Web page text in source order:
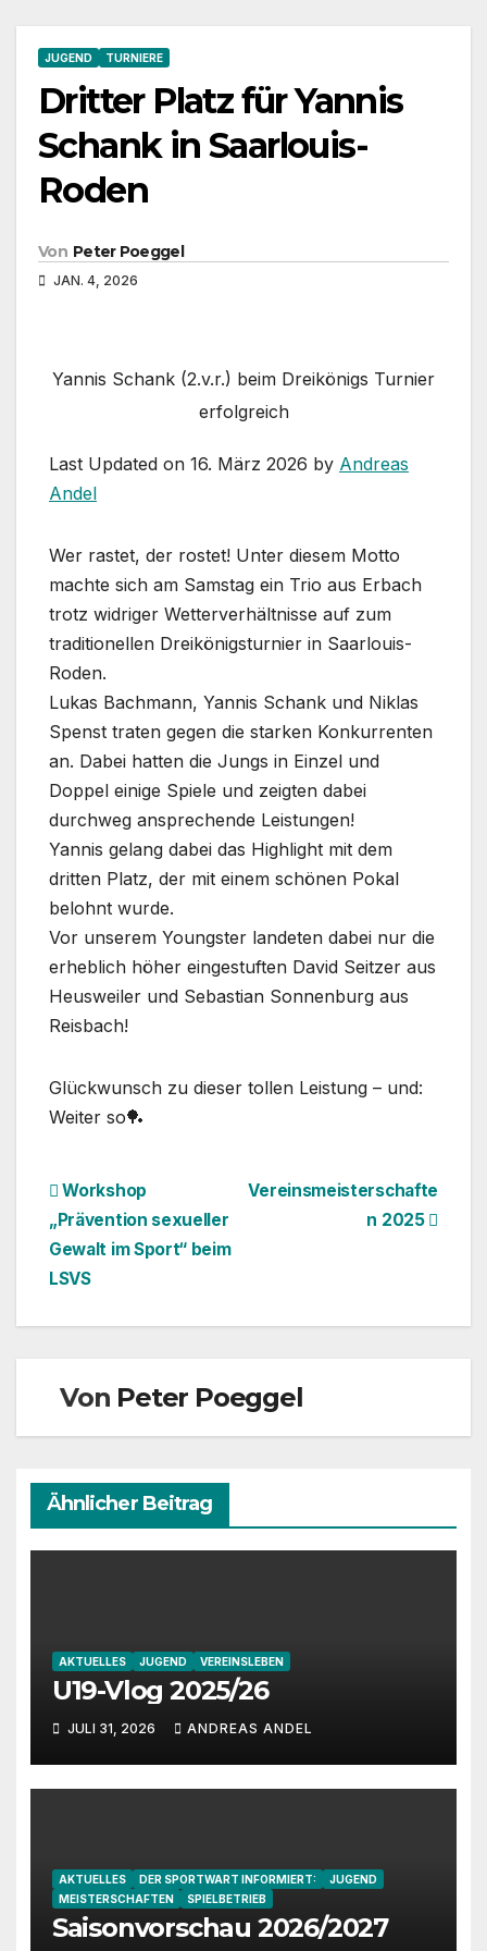
JUGEND TURNIERE
Dritter Platz für Yannis
Schank in Saarlouis-
Roden
Von Peter Poeggel
JAN. 4, 2026
Yannis Schank (2.v.r.) beim Dreikönigs Turnier
erfolgreich
Last Updated on 16. März 2026 by Andreas
Andel
Wer rastet, der rostet! Unter diesem Motto
machte sich am Samstag ein Trio aus Erbach
trotz widriger Wetterverhältnisse auf zum
traditionellen Dreikönigsturnier in Saarlouis-
Roden.
Lukas Bachmann, Yannis Schank und Niklas
Spenst traten gegen die starken Konkurrenten
an. Dabei hatten die Jungs in Einzel und
Doppel einige Spiele und zeigten dabei
durchweg ansprechende Leistungen!
Yannis gelang dabei das Highlight mit dem
dritten Platz, der mit einem schönen Pokal
belohnt wurde.
Vor unserem Youngster landeten dabei nur die
erheblich höher eingestuften David Seitzer aus
Heusweiler und Sebastian Sonnenburg aus
Reisbach!
Glückwunsch zu dieser tollen Leistung – und:
Weiter so🏓
Beitragsnavigation
Vereinsmeisterschafte
n 2025
Workshop
„Prävention sexueller
Gewalt im Sport“ beim
LSVS
Von Peter Poeggel
Ähnlicher Beitrag
AKTUELLES JUGEND VEREINSLEBEN
U19-Vlog 2025/26
JULI 31, 2026 ANDREAS ANDEL
AKTUELLES DER SPORTWART INFORMIERT:
JUGEND
MEISTERSCHAFTEN
SPIELBETRIEB
Saisonvorschau 2026/2027